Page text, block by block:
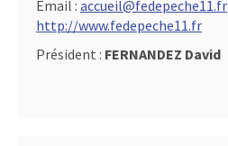
Email : accueil@fedepeche11.fr
http://www.fedepeche11.fr
Président : FERNANDEZ David